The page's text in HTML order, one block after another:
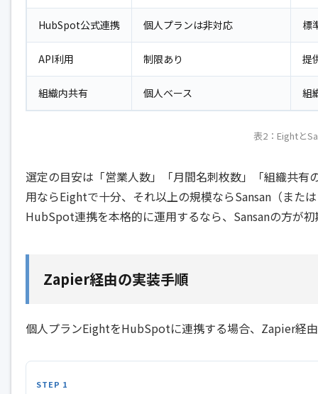
HubSpot公式連携 個人プランは非対応 標
API利用 制限あり 提
組織内共有 個人ベース 組
表2：Eightと
選定の目安は「営業人数」「月間名刺枚数」「組織共
用ならEightで十分、それ以上の規模ならSansan（また
HubSpot連携を本格的に運用するなら、Sansanの方が
Zapier経由の実装手順
個人プランEightをHubSpotに連携する場合、Zapier経